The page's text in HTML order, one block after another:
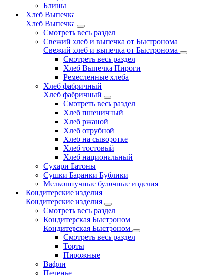
Блины
Хлеб Выпечка
Хлеб Выпечка
Смотреть весь раздел
Свежий хлеб и выпечка от Быстронома
Свежий хлеб и выпечка от Быстронома
Смотреть весь раздел
Хлеб Выпечка Пироги
Ремесленные хлеба
Хлеб фабричный
Хлеб фабричный
Смотреть весь раздел
Хлеб пшеничный
Хлеб ржаной
Хлеб отрубной
Хлеб на сыворотке
Хлеб тостовый
Хлеб национальный
Сухари Батоны
Сушки Баранки Бублики
Мелкоштучные булочные изделия
Кондитерские изделия
Кондитерские изделия
Смотреть весь раздел
Кондитерская Быстроном
Кондитерская Быстроном
Смотреть весь раздел
Торты
Пирожные
Вафли
Печенье